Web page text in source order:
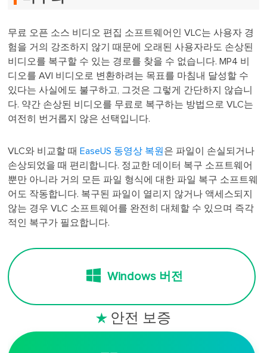
무료 오픈 소스 비디오 편집 소프트웨어인 VLC는 사용자 경
험을 거의 강조하지 않기 때문에 오래된 사용자라도 손상된
비디오를 복구할 수 있는 경로를 찾을 수 없습니다. MP4 비
디오를 AVI 비디오로 변환하려는 목표를 마침내 달성할 수
있다는 사실에도 불구하고, 그것은 그렇게 간단하지 않습니
다. 약간 손상된 비디오를 무료로 복구하는 방법으로 VLC는
여전히 번거롭지 않은 선택입니다.
VLC와 비교할 때 EaseUS 동영상 복원 은 파일이 손실되거나
손상되었을 때 편리합니다. 정교한 데이터 복구 소프트웨어
뿐만 아니라 거의 모든 파일 형식에 대한 파일 복구 소프트웨
어도 작동합니다. 복구된 파일이 열리지 않거나 액세스되지
않는 경우 VLC 소프트웨어를 완전히 대체할 수 있으며 즉각
적인 복구가 필요합니다.
Windows 버전
 안전 보증